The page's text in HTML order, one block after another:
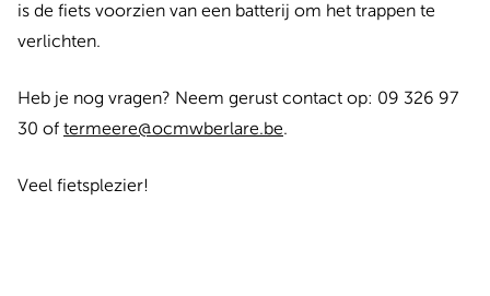
is de fiets voorzien van een batterij om het trappen te
verlichten.
Heb je nog vragen? Neem gerust contact op: 09 326 97
30 of termeere@ocmwberlare.be.
Veel fietsplezier!